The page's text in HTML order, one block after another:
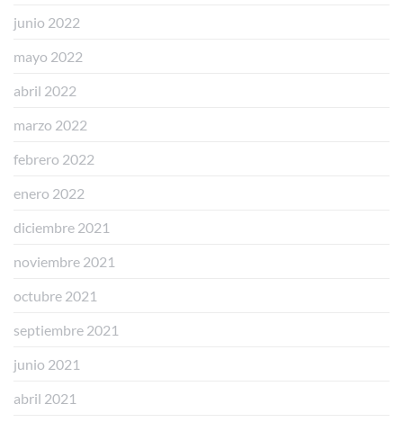
junio 2022
mayo 2022
abril 2022
marzo 2022
febrero 2022
enero 2022
diciembre 2021
noviembre 2021
octubre 2021
septiembre 2021
junio 2021
abril 2021